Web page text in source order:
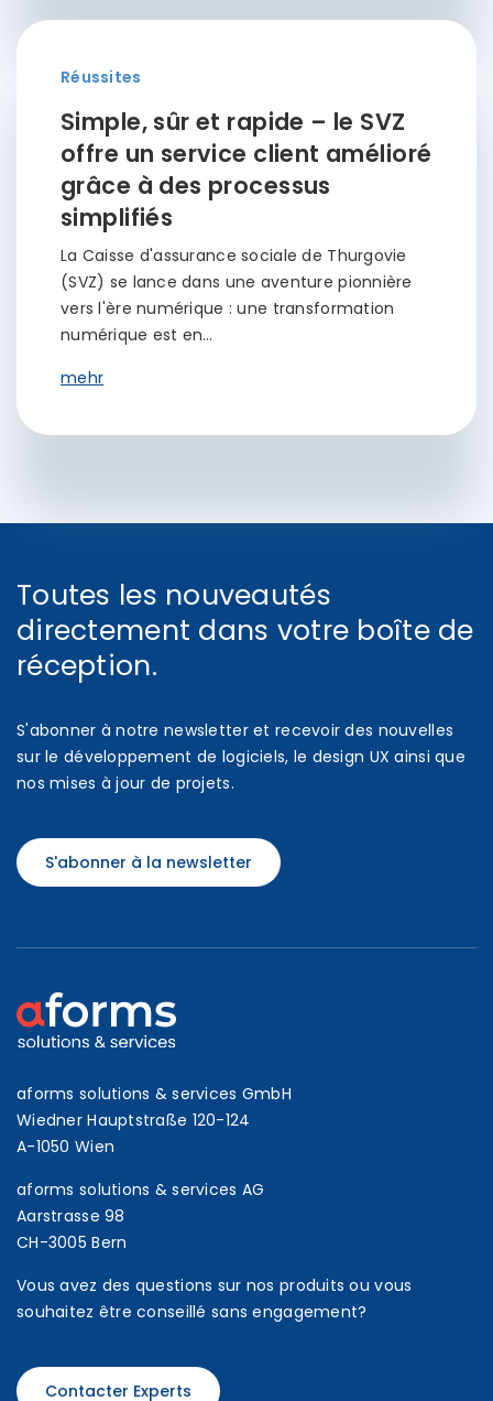
Réussites
Simple, sûr et rapide – le SVZ
offre un service client amélioré
grâce à des processus
simplifiés
La Caisse d'assurance sociale de Thurgovie
(SVZ) se lance dans une aventure pionnière
vers l'ère numérique : une transformation
numérique est en…
mehr
Toutes les nouveautés
directement dans votre boîte de
réception.
S'abonner à notre newsletter et recevoir des nouvelles
sur le développement de logiciels, le design UX ainsi que
nos mises à jour de projets.
S'abonner à la newsletter
aforms solutions & services GmbH
Wiedner Hauptstraße 120-124
A-1050 Wien
aforms solutions & services AG
Aarstrasse 98
CH-3005 Bern
Vous avez des questions sur nos produits ou vous
souhaitez être conseillé sans engagement?
Contacter Experts